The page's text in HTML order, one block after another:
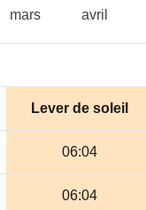
marsmars avril
Lever de soleil
06:04
06:04